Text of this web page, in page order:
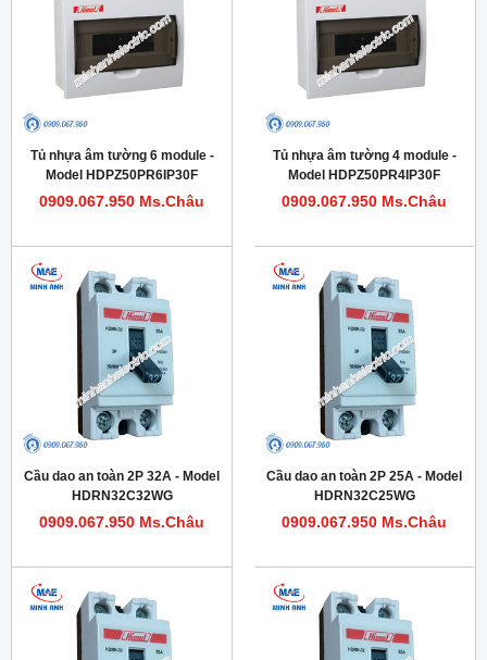
Tủ nhựa âm tường 6 module -
Model HDPZ50PR6IP30F
0909.067.950 Ms.Châu
Tủ nhựa âm tường 4 module -
Model HDPZ50PR4IP30F
0909.067.950 Ms.Châu
Cầu dao an toàn 2P 32A - Model
HDRN32C32WG
0909.067.950 Ms.Châu
Cầu dao an toàn 2P 25A - Model
HDRN32C25WG
0909.067.950 Ms.Châu